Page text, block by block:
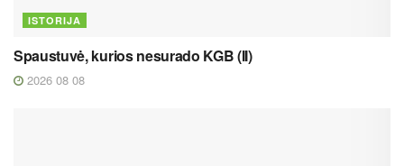
ISTORIJA
Spaustuvė, kurios nesurado KGB (II)
2026 08 08